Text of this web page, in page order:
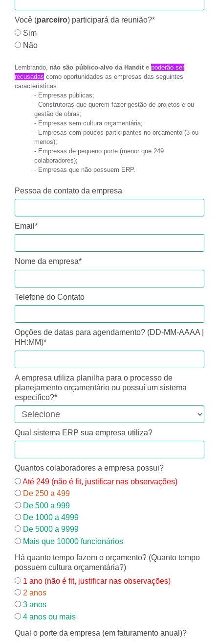
Você (parceiro) participará da reunião?*
Sim
Não
Lembrando, não são público-alvo da Handit e poderão ser
recusadas como oportunidades as empresas das seguintes
características:
- Empresas públicas;
- Construtoras que querem fazer gestão de projetos e ou
gestão de obras;
- Empresas sem cultura orçamentária;
- Empresas com poucos participantes no orçamento (3 ou
menos);
- Empresas de pequeno porte (menor que 249
colaboradores);
- Empresas que não possuem ERP.
Pessoa de contato da empresa
Email*
Nome da empresa*
Telefone do Contato
Opções de datas para agendamento? (DD-MM-AAAA |
HH:MM)*
A empresa utiliza planilha para o processo de
planejamento orçamentário ou possuí um sistema
específico?*
Qual sistema ERP sua empresa utiliza?
Quantos colaboradores a empresa possui?
Até 249 (não é fit, justificar nas observações)
De 250 a 499
De 500 a 999
De 1000 a 4999
De 5000 a 9999
Mais que 10000 funcionários
Há quanto tempo fazem o orçamento? (Quanto tempo
possuem cultura orçamentária?)
1 ano (não é fit, justificar nas observações)
2 anos
3 anos
4 anos ou mais
Qual o porte da empresa (em faturamento anual)?